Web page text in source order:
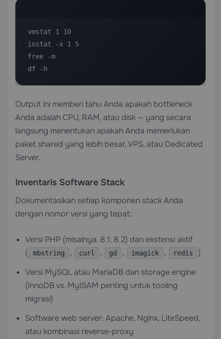
vmstat 1 10
iostat -x 1 5
free -m
df -h
Output ini memberi tahu Anda apakah bottleneck
Anda adalah CPU, RAM, atau disk — yang secara
langsung menentukan apakah Anda memerlukan
paket shared yang lebih besar,VPS, atau Dedicated
Server.
Inventaris Software Stack
Dokumentasikan setiap komponen stack Anda
dengan nomor versi yang tepat:
Versi PHP (misalnya, 8.1, 8.2) dan ekstensi aktif
(
mbstring , curl , gd , imagick , redis
)
Versi MySQL atau MariaDB dan storage engine
(InnoDB vs. MyISAM penting untuk tooling
migrasi)
Software web server: Apache, Nginx, LiteSpeed,
atau kombinasi reverse-proxy